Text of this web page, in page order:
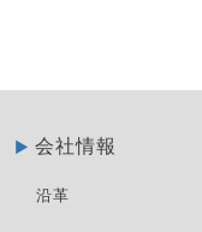
会社情報
沿革